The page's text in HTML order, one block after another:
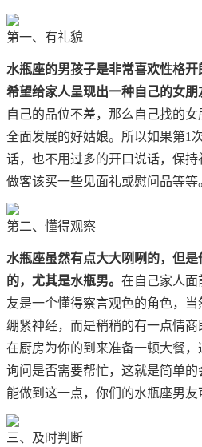
第一、有礼貌
水瓶座的男孩子是非常喜欢性格开
希望给家人呈现出一种自己的女朋
自己的品位不差，那么自己找的
全面发展的好姑娘。所以如果第1
话，也不用过多的开口说话，保
做客该买一些见面礼或慰问品等等
第二、懂得观察
水瓶座虽然有点大大咧咧的，但
的，尤其是水瓶男。 在自己家人面
友是一个懂得察言观色的角色，
绷紧神经，而是稍稍的有一点情
在厨房为你的到来准备一顿大餐
询问是否需要帮忙，这就是简单
能做到这一点，你们的水瓶座男友
三、及时判断